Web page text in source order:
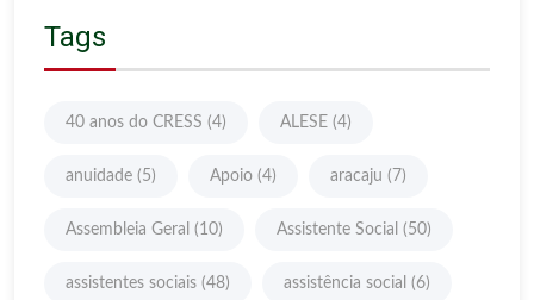
Tags
40 anos do CRESS (4) ALESE (4)
anuidade (5) Apoio (4) aracaju (7)
Assembleia Geral (10) Assistente Social (50)
assistentes sociais (48) assistência social (6)